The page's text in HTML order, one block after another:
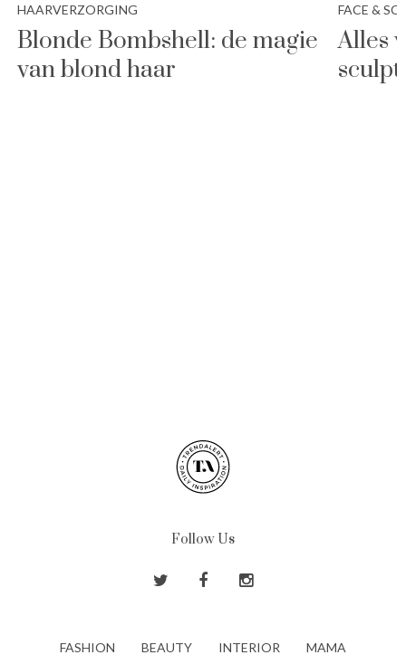
HAARVERZORGING
Blonde Bombshell: de magie
van blond haar
FACE &
Alles
Follow Us
FASHION BEAUTY INTERIOR MAMA